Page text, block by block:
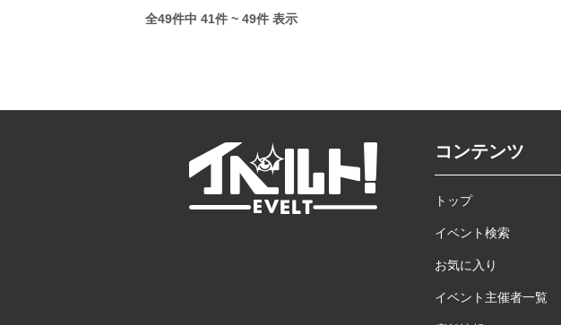
全49件中 41件 ~ 49件 表示
コンテンツ
トップ
イベント検索
お気に入り
イベント主催者一覧